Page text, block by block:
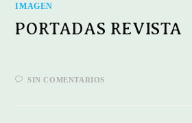
IMAGEN
PORTADAS REVISTA
SIN COMENTARIOS